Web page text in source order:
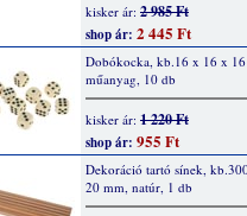
kisker ár: 2 985 Ft
shop ár: 2 445 Ft
Dobókocka, kb.16 x 16 x
műanyag, 10 db
kisker ár: 1 220 Ft
shop ár: 955 Ft
Dekoráció tartó sínek,
20 mm, natúr, 1 db